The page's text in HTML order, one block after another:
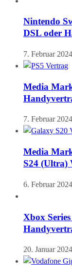
Nintendo
DSL oder
7. Februar 2024
Media
7. Februar 2024
Media
S24 (Ultra)
6. Februar 2024
Xbox
20. Januar 2024